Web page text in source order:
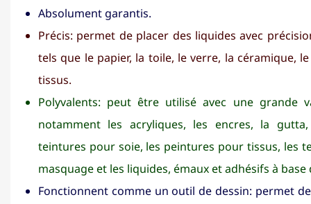
Absolument garantis.
Précis: permet de placer des liquides avec
tels que le papier, la toile, le verre, la céramique,
tissus.
Polyvalents: peut être utilisé avec une grande
notamment les acryliques, les encres, la
teintures pour soie, les peintures pour tissus, les
masquage et les liquides, émaux et adhésifs à base
Fonctionnent comme un outil de dessin: permet